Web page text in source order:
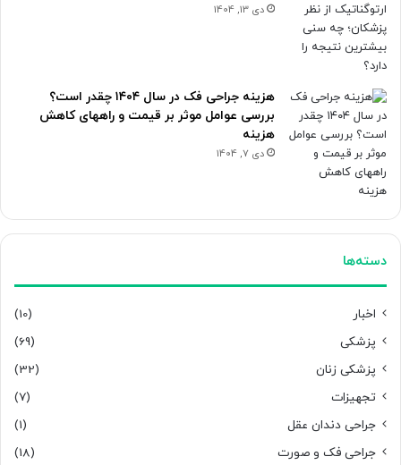
دی 13, 1404
هزینه جراحی فک در سال ۱۴۰۴ چقدر است؟
بررسی عوامل موثر بر قیمت و راههای کاهش
هزینه
دی 7, 1404
دسته‌ها
اخبار
(10)
پزشکی
(69)
پزشکی زنان
(32)
تجهیزات
(7)
جراحی دندان عقل
(1)
جراحی فک و صورت
(18)